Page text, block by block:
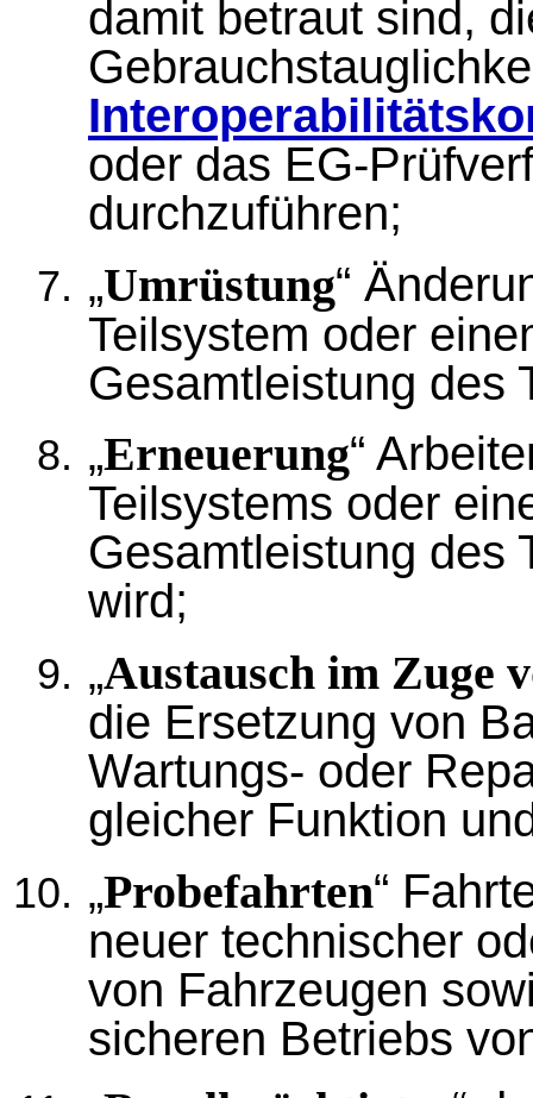
damit betraut sind,
oder das EG-
durchzuführen;
„Umrüstung“
Teilsystem oder
Gesamtleistung des
„Erneuerung“
Teilsystems oder
Gesamtleistung des
wird;
„Austausch im Zuge
die Ersetzung von
Wartungs- oder
gleicher Funktion
„Probefahrten“
neuer technischer
von Fahrzeugen
sicheren Betriebs